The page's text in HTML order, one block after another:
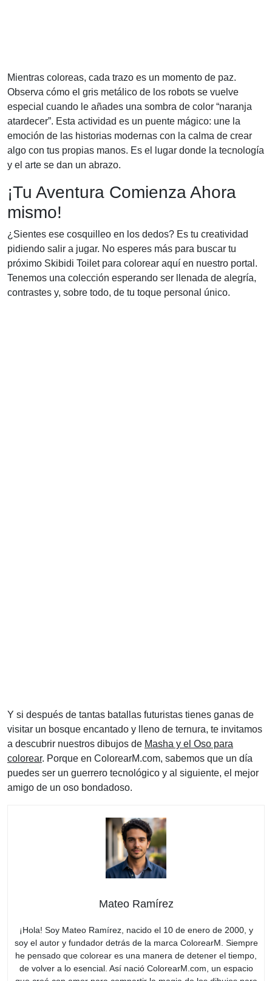
Mientras coloreas, cada trazo es un momento de paz.
Observa cómo el gris metálico de los robots se vuelve
especial cuando le añades una sombra de color “naranja
atardecer”. Esta actividad es un puente mágico: une la
emoción de las historias modernas con la calma de crear
algo con tus propias manos. Es el lugar donde la tecnología
y el arte se dan un abrazo.
¡Tu Aventura Comienza Ahora
mismo!
¿Sientes ese cosquilleo en los dedos? Es tu creatividad
pidiendo salir a jugar. No esperes más para buscar tu
próximo Skibidi Toilet para colorear aquí en nuestro portal.
Tenemos una colección esperando ser llenada de alegría,
contrastes y, sobre todo, de tu toque personal único.
Y si después de tantas batallas futuristas tienes ganas de
visitar un bosque encantado y lleno de ternura, te invitamos
a descubrir nuestros dibujos de Masha y el Oso para
colorear. Porque en ColorearM.com, sabemos que un día
puedes ser un guerrero tecnológico y al siguiente, el mejor
amigo de un oso bondadoso.
Mateo Ramírez
¡Hola! Soy Mateo Ramírez, nacido el 10 de enero de 2000, y
soy el autor y fundador detrás de la marca ColorearM. Siempre
he pensado que colorear es una manera de detener el tiempo,
de volver a lo esencial. Así nació ColorearM.com, un espacio